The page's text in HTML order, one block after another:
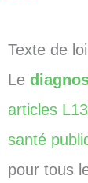
Texte de
Le
articles
santé
pour tous